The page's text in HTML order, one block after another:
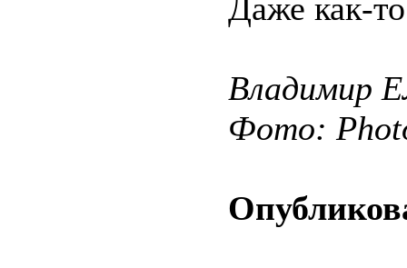
Даже как-
Владимир
Фото: